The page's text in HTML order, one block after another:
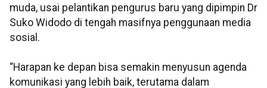
muda, usai pelantikan pengurus baru yang dipimpin Dr
Suko Widodo di tengah masifnya penggunaan media
sosial.
“Harapan ke depan bisa semakin menyusun agenda
komunikasi yang lebih baik, terutama dalam